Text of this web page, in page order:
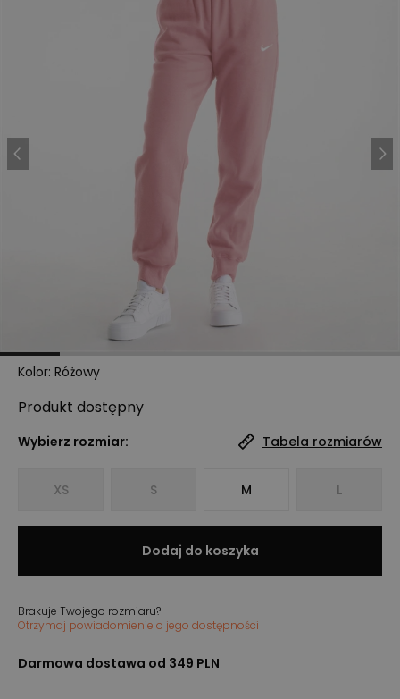
Kolor: Różowy
Produkt dostępny
Wybierz rozmiar: Tabela rozmiarów
XS S M L
Dodaj do koszyka
Brakuje Twojego rozmiaru?
Otrzymaj powiadomienie o jego dostępności
Darmowa dostawa od 349 PLN